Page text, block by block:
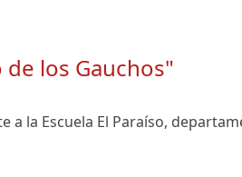
de los Gauchos"
a la Escuela El Paraíso,